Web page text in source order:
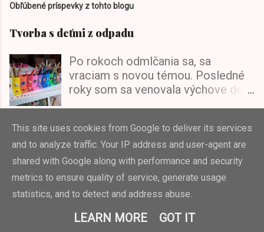
Obľúbené príspevky z tohto blogu
Tvorba s deťmi z odpadu
Po rokoch odmlčania sa, sa
vraciam s novou témou. Posledné
roky som sa venovala výchove detí
ošiali zo všetkých možností,
hračiek, hier a rád prišlo
vytriezvenie a zamyslenie sa, kam
to tie moje deti smerujem... Pre
doplnenie, tri deti za 3,5 roka bolo
darčekov sa z každej strany sypalo
Cuba Libre
Fidel, rum, tabak, veterány, salsa,
Karibik... Toto sa vynorí v hlave, keď
sa povie Kuba. Krajina s atraktívnou
a zaujímavou polohou a ešte
This site uses cookies from Google to deliver its services
and to analyze traffic. Your IP address and user-agent are
shared with Google along with performance and security
metrics to ensure quality of service, generate usage
statistics, and to detect and address abuse.
LEARN MORE GOT IT